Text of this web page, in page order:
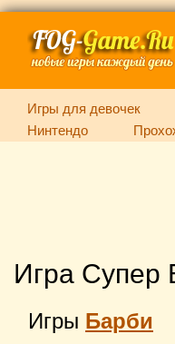
Игры для девочек
Нинтендо
Игра Супер
Игры Барби